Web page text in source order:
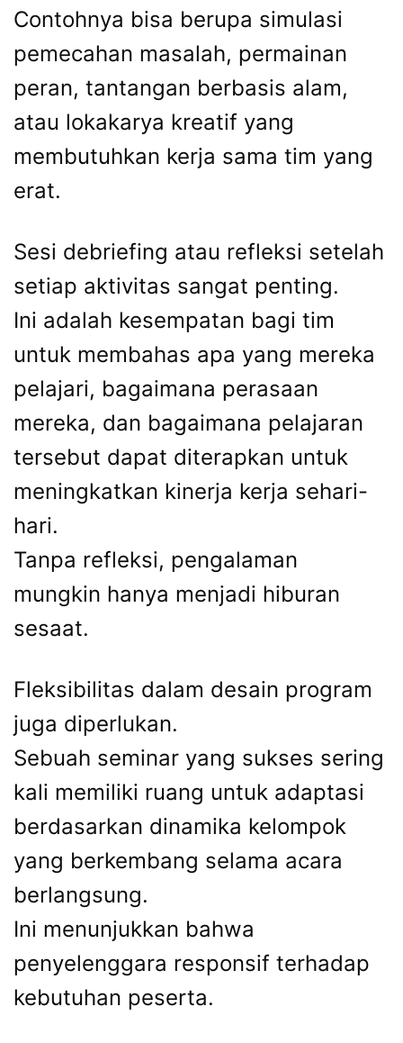
Contohnya bisa berupa simulasi
pemecahan masalah, permainan
peran, tantangan berbasis alam,
atau lokakarya kreatif yang
membutuhkan kerja sama tim yang
erat.
Sesi debriefing atau refleksi setelah
setiap aktivitas sangat penting.
Ini adalah kesempatan bagi tim
untuk membahas apa yang mereka
pelajari, bagaimana perasaan
mereka, dan bagaimana pelajaran
tersebut dapat diterapkan untuk
meningkatkan kinerja kerja sehari-
hari.
Tanpa refleksi, pengalaman
mungkin hanya menjadi hiburan
sesaat.
Fleksibilitas dalam desain program
juga diperlukan.
Sebuah seminar yang sukses sering
kali memiliki ruang untuk adaptasi
berdasarkan dinamika kelompok
yang berkembang selama acara
berlangsung.
Ini menunjukkan bahwa
penyelenggara responsif terhadap
kebutuhan peserta.